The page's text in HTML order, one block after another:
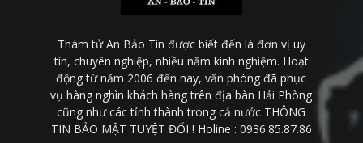
Thám tử An Bảo Tín được biết đến là đơn vị uy
tín, chuyên nghiệp, nhiều năm kinh nghiệm. Hoạt
động từ năm 2006 đến nay, văn phòng đã phục
vụ hàng nghìn khách hàng trên địa bàn Hải Phòng
cũng như các tỉnh thành trong cả nước THÔNG
TIN BẢO MẬT TUYỆT ĐỐI ! Holine : 0936.85.87.86